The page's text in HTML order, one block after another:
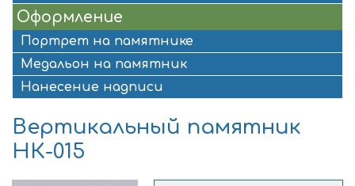
Оформление
Портрет на памятнике
Медальон на памятник
Нанесение надписи
Вертикальный памятник
НК-015